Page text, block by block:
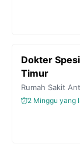
Dokter
Timur
Rumah Sakit
2 Minggu yang